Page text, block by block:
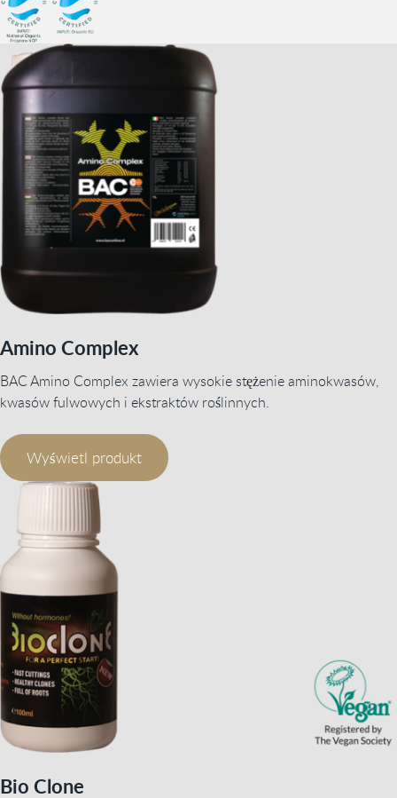
Amino Complex
BAC Amino Complex zawiera wysokie stężenie aminokwasów,
kwasów fulwowych i ekstraktów roślinnych.
Wyświetl produkt
Bio Clone